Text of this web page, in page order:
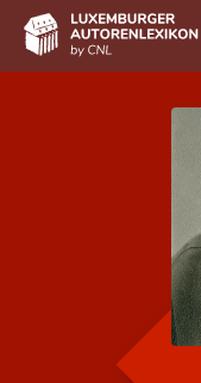
Autor(inn)en A-Z
Erweiterte Suche
Häufige Fragen